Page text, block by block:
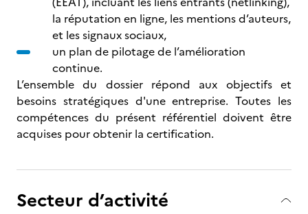
la réputation en ligne, les mentions d’auteurs,
et les signaux sociaux,
un plan de pilotage de l’amélioration
continue.
L’ensemble du dossier répond aux objectifs et
besoins stratégiques d'une entreprise. Toutes les
compétences du présent référentiel doivent être
acquises pour obtenir la certification.
Secteur d’activité